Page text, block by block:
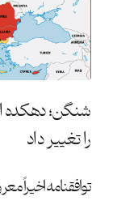
شنگن؛ دهكده
را تغییر داد
توافقنامه